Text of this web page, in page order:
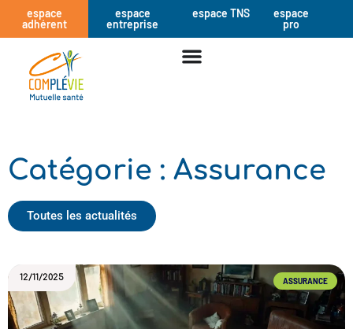
espace
adhérent
espace
entreprise
espace TNS
espace
pro
Catégorie : Assurance
Toutes les actualités
ASSURANCE
12/11/2025